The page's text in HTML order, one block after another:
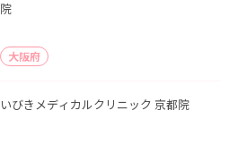
院
大阪府
いびきメディカルクリニック 京都院